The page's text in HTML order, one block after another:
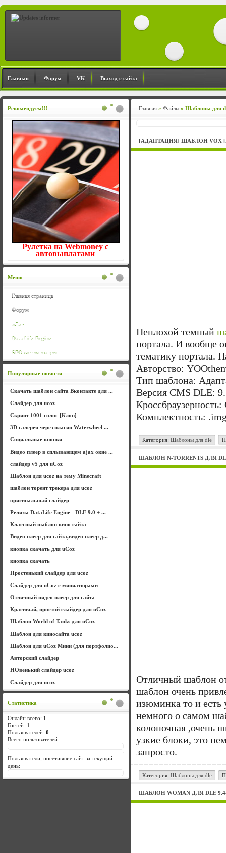
Главная Форум VK Выход с сайта
Главная » Файлы » Шаблоны для
[АДАПТАЦИЯ] ШАБЛОН VOX
Неплохой темный
портала. И вообще
тематику портала.
Авторство:
Тип шаблона:
Версия CMS DLE:
Комплектность:
Категория: Шаблоны для dle
ШАБЛОН N-TORRENTS ДЛЯ
Отличный шаблон
шаблон очень
изюминка то и есть
немного о самом
колоночная ,очень
узкие блоки, это
запросто.
Категория: Шаблоны для dle
ШАБЛОН WOMAN ДЛЯ DLE
Рекомендуем!!!
Рулетка на Webmoney с
автовыплатами
Меню
Главная страница
Форум
uCoz
DataLife Engine
SEO оптимизация
Популярные новости
Скачать шаблон сайта Вконтакте для ...
Слайдер для ucoz
Скрипт 1001 голос [Клон]
3D галерея через плагин Waterwheel ...
Социальные кнопки
Видео плеер в сплывающем ajax окне ...
слайдер v5 для uCoz
Шаблон для ucoz на тему Minecraft
шаблон торент трекера для ucoz
оригинальный слайдер
Релизы DataLife Engine - DLE 9.0 + ...
Классный шаблон кино сайта
Видео плеер для сайта,видео плеер д...
кнопка скачать для uCoz
кнопка скачать
Простенький слайдер для ucoz
Слайдер для uCoz с миниатюрами
Отличный видео плеер для сайта
Красивый, простой слайдер для uCoz
Шаблон World of Tanks для uCoz
Шаблон для киносайта ucoz
Шаблон для uCoz Мини (для портфолио...
Авторский слайдер
НОвенький слайдер ucoz
Слайдер для ucoz
Статистика
Онлайн всего: 1
Гостей: 1
Пользователей: 0
Всего пользователей:
Пользователи, посетившие сайт за текущий
день: